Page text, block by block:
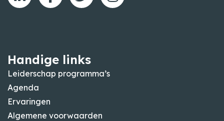
Handige links
Leiderschap programma’s
Agenda
Ervaringen
Algemene voorwaarden